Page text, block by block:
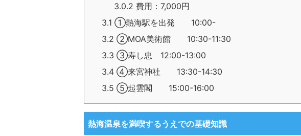
3.0.2 費用：7,000円
3.1 ①熱海駅を出発 10:00-
3.2 ②MOA美術館 10:30-11:30
3.3 ③寿し忠 12:00-13:00
3.4 ④来宮神社 13:30-14:30
3.5 ⑤起雲閣 15:00-16:00
熱海温泉を満喫するうえでの基礎知識